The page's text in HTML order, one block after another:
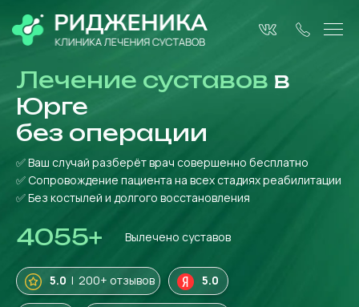
Лечение суставов в
Юрге
без операции
✅ Ваш случай разберёт врач совершенно бесплатно
✅ Сопровождение пациента на всех стадиях реабилитации
✅ Без костылей и долгого восстановления
4055+ Вылечено суставов
5.0 | 200+ отзывов 5.0